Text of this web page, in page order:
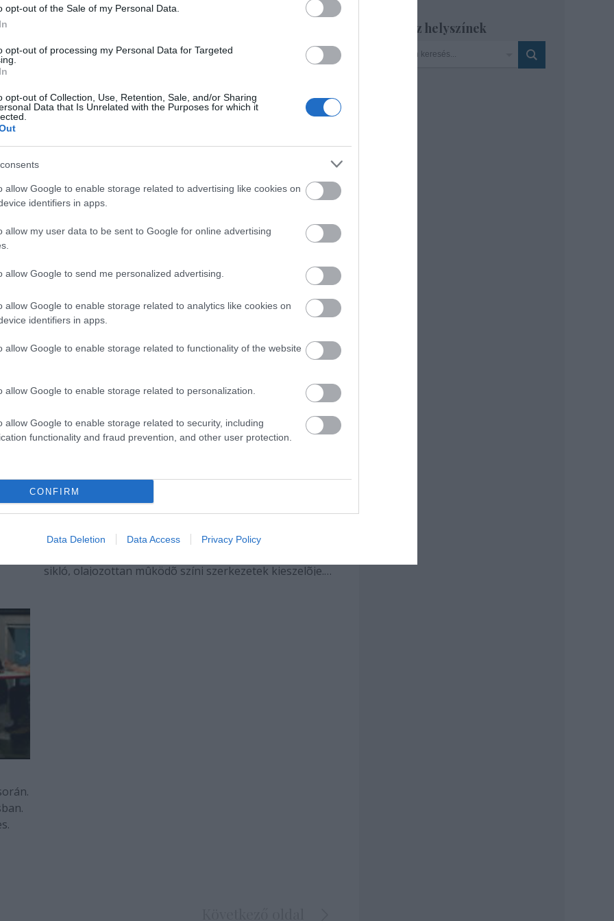
opt-out of the Sale of my Personal Data.
opt-out of processing my Personal Data for Targeted
opt-out of Collection, Use, Retention, Sale, and/or Sharing
Data that Is Unrelated with the Purposes for which it
allow Google to enable storage related to advertising like cookies on
identifiers in apps.
allow my user data to be sent to Google for online advertising
allow Google to send me personalized advertising.
allow Google to enable storage related to analytics like cookies on
identifiers in apps.
allow Google to enable storage related to functionality of the website
allow Google to enable storage related to personalization.
allow Google to enable storage related to security, including
functionality and fraud prevention, and other user protection.
CONFIRM
Data Deletion Data Access Privacy Policy
Illés Györgyi színész, kiugró sikerek nélkül azok közüli,
Értelmes, érzékeny, élénk, életre való. Amikor úgy
azt, amiben legerõsebb: beszédet.Szerzõ:…
Ha
részében ezúttal az irodalom felé billen a mérleg nyelve.
Láng Annamária és Pelsõczy Réka címszereplésével a
világszerte nagy port kavart dokumentumregényt, Erica
hallhatják nézõik, ha február 28-án…
Az
Adrienne Lecouvreur Kecskeméten
Mithridatestragédiájának Monima hercegnõ
sikló, olajozottan mûködõ színi szerkezetek kieszelõje.
Szinház helyszínek